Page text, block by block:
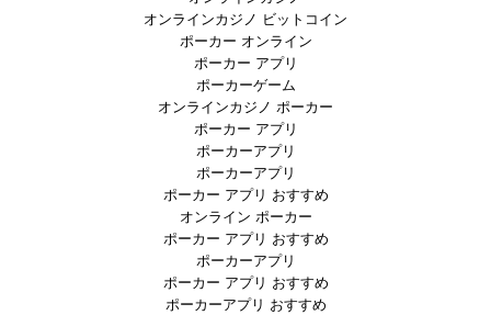
オンラインカジノ ビットコイン
ポーカー オンライン
ポーカー アプリ
ポーカーゲーム
オンラインカジノ ポーカー
ポーカー アプリ
ポーカーアプリ
ポーカーアプリ
ポーカー アプリ おすすめ
オンライン ポーカー
ポーカー アプリ おすすめ
ポーカーアプリ
ポーカー アプリ おすすめ
ポーカーアプリ おすすめ